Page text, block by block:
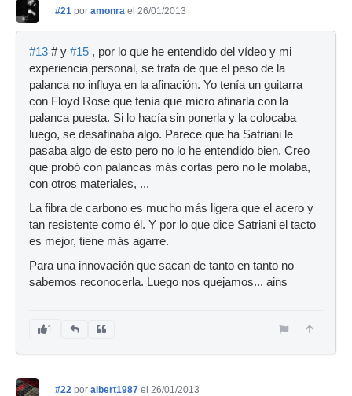
#21 por amonra el 26/01/2013
#13 # y #15 , por lo que he entendido del vídeo y mi
experiencia personal, se trata de que el peso de la
palanca no influya en la afinación. Yo tenía un guitarra
con Floyd Rose que tenía que micro afinarla con la
palanca puesta. Si lo hacía sin ponerla y la colocaba
luego, se desafinaba algo. Parece que ha Satriani le
pasaba algo de esto pero no lo he entendido bien. Creo
que probó con palancas más cortas pero no le molaba,
con otros materiales, ...
La fibra de carbono es mucho más ligera que el acero y
tan resistente como él. Y por lo que dice Satriani el tacto
es mejor, tiene más agarre.
Para una innovación que sacan de tanto en tanto no
sabemos reconocerla. Luego nos quejamos... ains
1
#22 por albert1987 el 26/01/2013